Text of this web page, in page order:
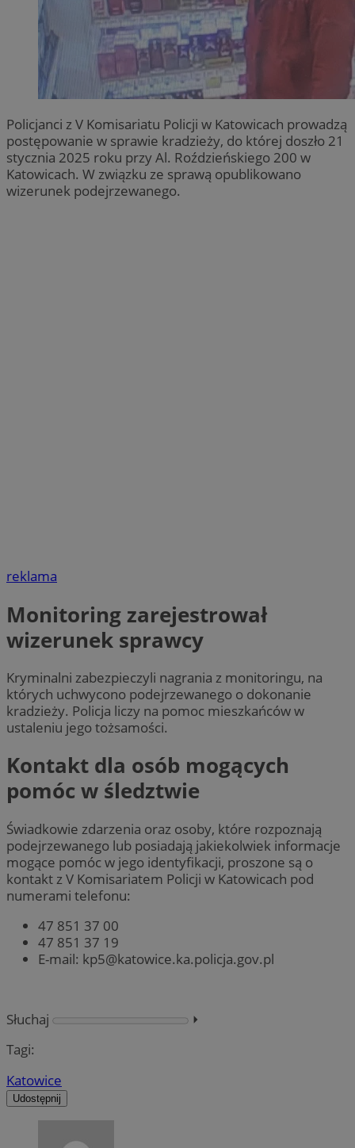
Policjanci z V Komisariatu Policji w Katowicach prowadzą
postępowanie w sprawie kradzieży, do której doszło 21
stycznia 2025 roku przy Al. Roździeńskiego 200 w
Katowicach. W związku ze sprawą opublikowano
wizerunek podejrzewanego.
reklama
Monitoring zarejestrował
wizerunek sprawcy
Kryminalni zabezpieczyli nagrania z monitoringu, na
których uchwycono podejrzewanego o dokonanie
kradzieży. Policja liczy na pomoc mieszkańców w
ustaleniu jego tożsamości.
Kontakt dla osób mogących
pomóc w śledztwie
Świadkowie zdarzenia oraz osoby, które rozpoznają
podejrzewanego lub posiadają jakiekolwiek informacje
mogące pomóc w jego identyfikacji, proszone są o
kontakt z V Komisariatem Policji w Katowicach pod
numerami telefonu:
47 851 37 00
47 851 37 19
E-mail: kp5@katowice.ka.policja.gov.pl
Słuchaj
⏵︎
Tagi:
Katowice
Udostępnij